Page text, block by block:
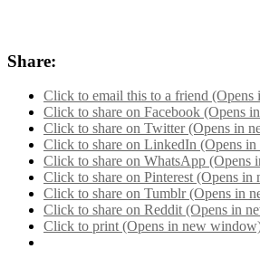
Share:
Click to email this to a friend
Click to share on Facebook (Opens
Click to share on Twitter (Opens in
Click to share on LinkedIn (Opens
Click to share on WhatsApp (Opens
Click to share on Pinterest (Opens
Click to share on Tumblr (Opens in
Click to share on Reddit (Opens in
Click to print (Opens in new